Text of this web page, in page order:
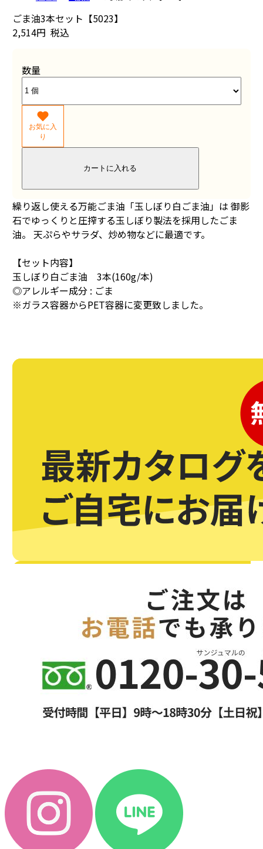
ごま油3本セット【5023】
2,514円 税込
数量
お気に入
り
カートに入れる
繰り返し使える万能ごま油「玉しぼり白ごま油」は 御影
石でゆっくりと圧搾する玉しぼり製法を採用したごま
油。 天ぷらやサラダ、炒め物などに最適です。
【セット内容】
玉しぼり白ごま油 3本(160g/本)
◎アレルギー成分 : ごま
※ガラス容器からPET容器に変更致しました。